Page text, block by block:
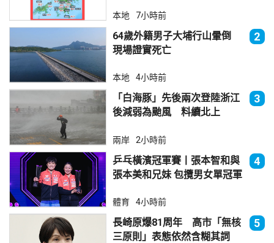
本地 7小時前
64歲外籍男子大埔行山暈倒
現場證實死亡
2
本地 4小時前
「白海豚」先後兩次登陸浙江
後減弱為颱風 料續北上
3
兩岸 2小時前
乒乓橫濱冠軍賽丨張本智和與
張本美和兄妹 包攬男女單冠軍
4
體育 4小時前
長崎原爆81周年 高市「無核
三原則」表態依然含糊其詞
5